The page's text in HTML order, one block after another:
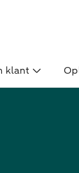
klant